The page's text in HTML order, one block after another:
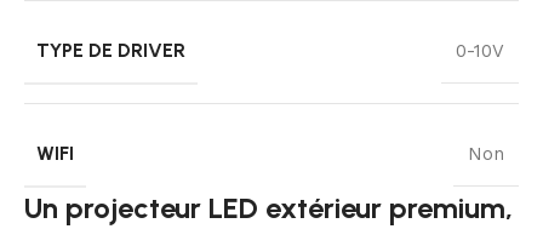
TYPE DE DRIVER 0-10V
WIFI Non
Un projecteur LED extérieur premium,